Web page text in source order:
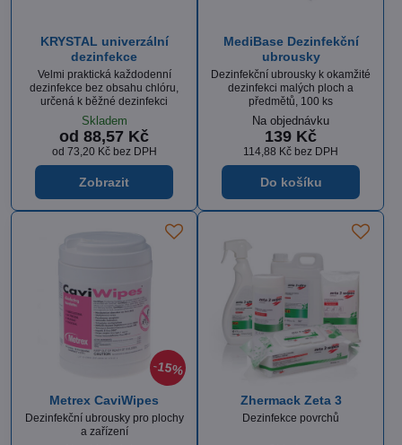
KRYSTAL univerzální
dezinfekce
Velmi praktická každodenní
dezinfekce bez obsahu chlóru,
určená k běžné dezinfekci
Skladem
od 88,57 Kč
od 73,20 Kč bez DPH
Zobrazit
MediBase Dezinfekční
ubrousky
Dezinfekční ubrousky k okamžité
dezinfekci malých ploch a
předmětů, 100 ks
Na objednávku
139 Kč
114,88 Kč bez DPH
Do košíku
15%
Metrex CaviWipes
Dezinfekční ubrousky pro plochy
a zařízení
Zhermack Zeta 3
Dezinfekce povrchů